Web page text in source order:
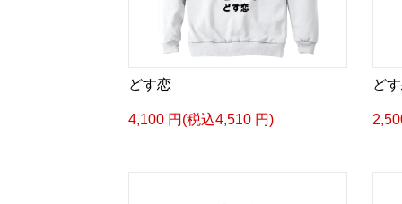
どす恋
4,100 円(税込4,510 円)
ど